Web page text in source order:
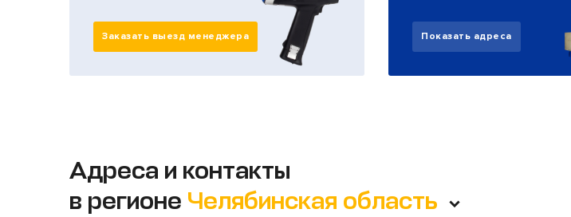
Заказать выезд менеджера Показать адреса
Адреса и контакты
в регионе Челябинская область